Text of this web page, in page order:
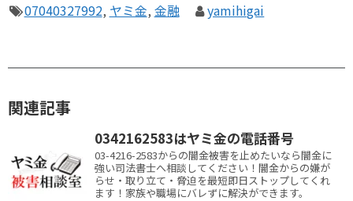
07040327992, ヤミ金, 金融 yamihigai
関連記事
0342162583はヤミ金の電話番号
03-4216-2583からの闇金被害を止めたいなら闇金に
強い司法書士へ相談してください！闇金からの嫌が
らせ・取り立て・脅迫を最短即日ストップしてくれ
ます！家族や職場にバレずに解決ができます。